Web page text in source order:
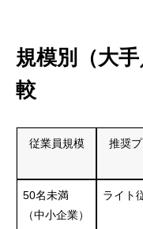
規模別（大
較
従業員規模 推奨
50名未満
（中小企業）
ライト